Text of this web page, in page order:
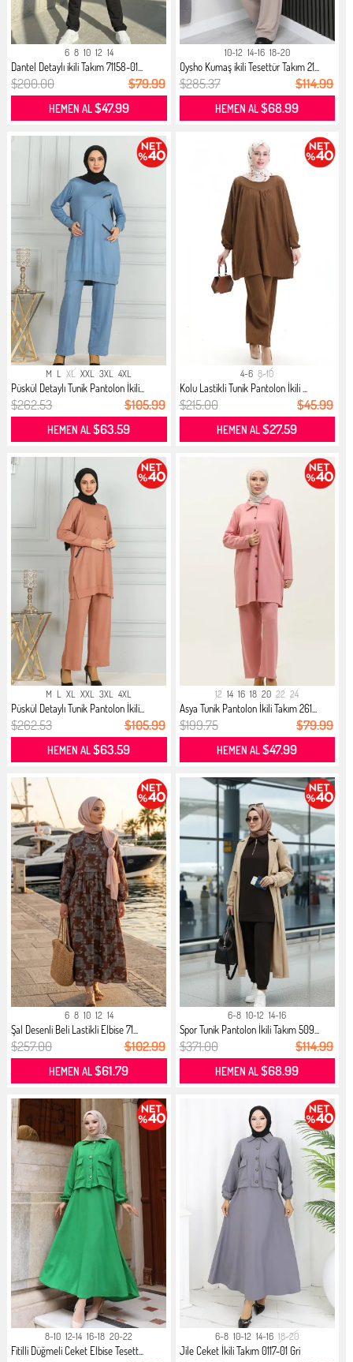
6 8 10 12 14
Dantel Detaylı ikili Takım 71158-01...
$200.00 $79.99
HEMEN AL$47.99
10-12 14-16 18-20
Oysho Kumaş ikili Tesettür Takım 21...
$285.37 $114.99
HEMEN AL$68.99
M L XL XXL 3XL 4XL
Püskül Detaylı Tunik Pantolon İkili...
$262.53 $105.99
HEMEN AL$63.59
4-6 8-10
Kolu Lastikli Tunik Pantolon İkili ...
$215.00 $45.99
HEMEN AL$27.59
M L XL XXL 3XL 4XL
Püskül Detaylı Tunik Pantolon İkili...
$262.53 $105.99
HEMEN AL$63.59
12 14 16 18 20 22 24
Asya Tunik Pantolon İkili Takım 261...
$199.75 $79.99
HEMEN AL$47.99
6 8 10 12 14
Şal Desenli Beli Lastikli Elbise 71...
$257.00 $102.99
HEMEN AL$61.79
6-8 10-12 14-16
Spor Tunik Pantolon İkili Takım 509...
$371.00 $114.99
HEMEN AL$68.99
8-10 12-14 16-18 20-22
Fitilli Düğmeli Ceket Elbise Tesett...
6-8 10-12 14-16 18-20
Jile Ceket İkili Takım 0117-01 Gri